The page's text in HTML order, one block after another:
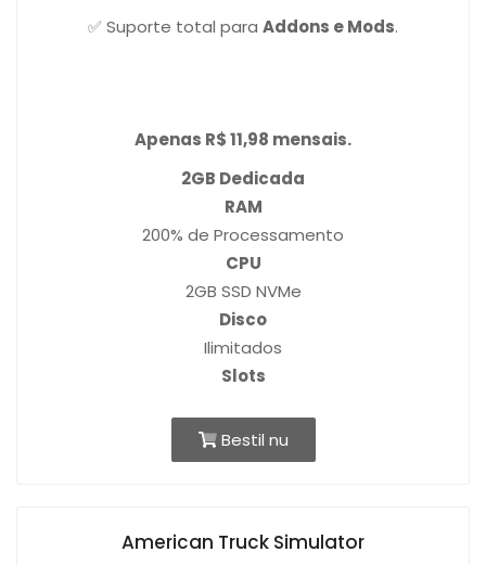
✅ Suporte total para Addons e Mods.
Apenas R$ 11,98 mensais.
2GB Dedicada
RAM
200% de Processamento
CPU
2GB SSD NVMe
Disco
Ilimitados
Slots
Bestil nu
American Truck Simulator